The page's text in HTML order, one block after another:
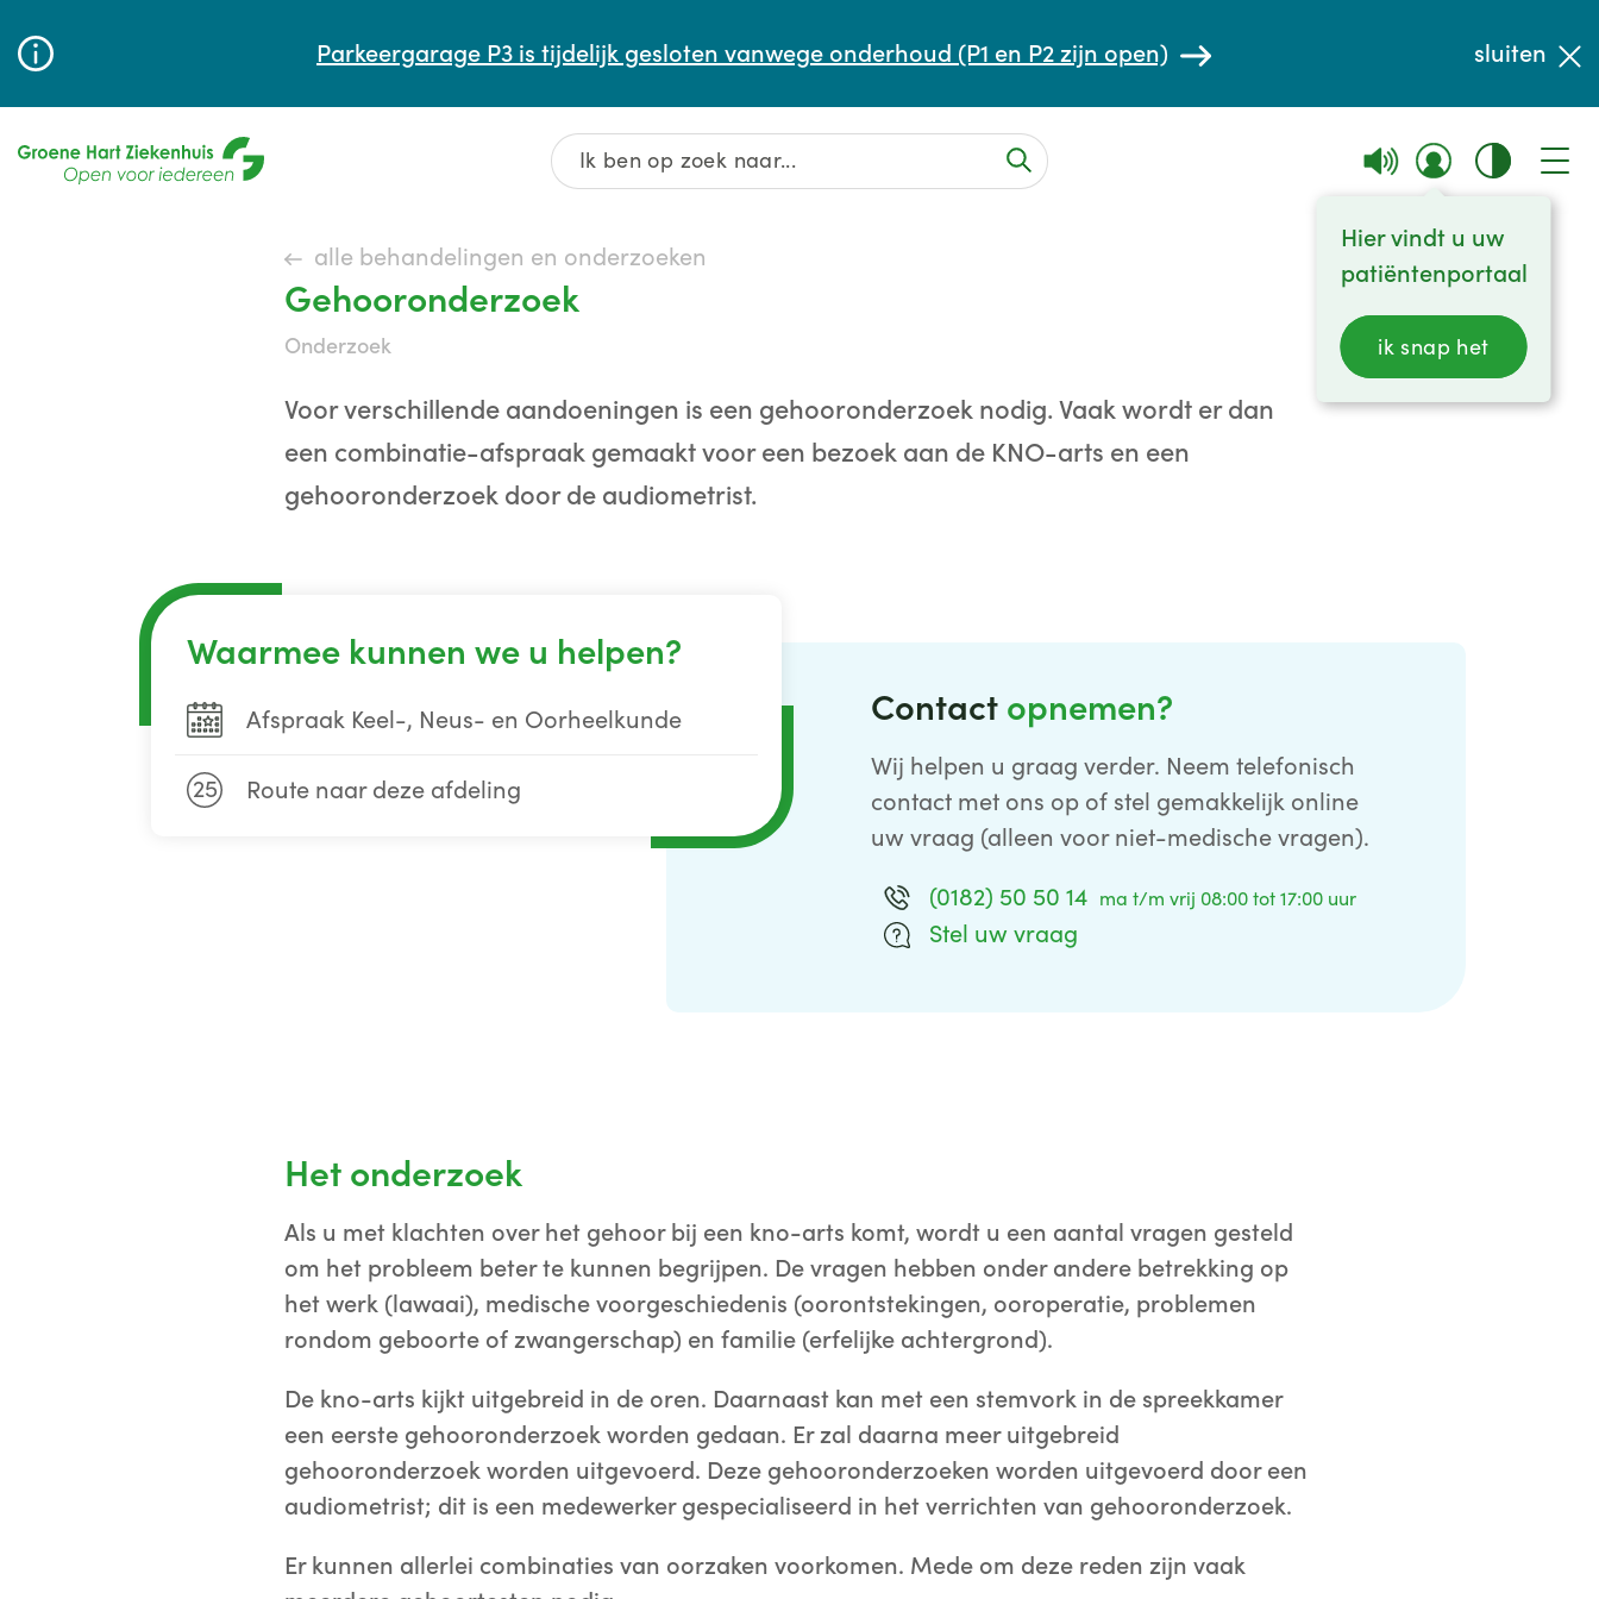
Parkeergarage P3 is tijdelijk gesloten vanwege onderhoud (P1 en P2 zijn open) sluiten
Hier vindt u uw
patiëntenportaal
ik snap het
Wachttijden
alle behandelingen en onderzoeken
Gehooronderzoek
onderzoek
Voor verschillende aandoeningen is een gehooronderzoek nodig. Vaak wordt er dan
een combinatie-afspraak gemaakt voor een bezoek aan de KNO-arts en een
gehooronderzoek door de audiometrist.
Waarmee kunnen we u helpen?
Afspraak Keel-, Neus- en Oorheelkunde
25 Route naar deze afdeling
Contact opnemen?
Wij helpen u graag verder. Neem telefonisch
contact met ons op of stel gemakkelijk online
uw vraag (alleen voor niet-medische vragen).
(0182) 50 50 14 ma t/m vrij 08:00 tot 17:00 uur
Stel uw vraag
Het onderzoek
Als u met klachten over het gehoor bij een kno-arts komt, wordt u een aantal vragen gesteld
om het probleem beter te kunnen begrijpen. De vragen hebben onder andere betrekking op
het werk (lawaai), medische voorgeschiedenis (oorontstekingen, ooroperatie, problemen
rondom geboorte of zwangerschap) en familie (erfelijke achtergrond).
De kno-arts kijkt uitgebreid in de oren. Daarnaast kan met een stemvork in de spreekkamer
een eerste gehooronderzoek worden gedaan. Er zal daarna meer uitgebreid
gehooronderzoek worden uitgevoerd. Deze gehooronderzoeken worden uitgevoerd door een
audiometrist; dit is een medewerker gespecialiseerd in het verrichten van gehooronderzoek.
Er kunnen allerlei combinaties van oorzaken voorkomen. Mede om deze reden zijn vaak